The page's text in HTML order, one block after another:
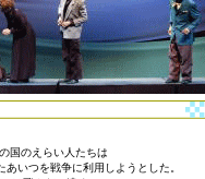
国のえらい人たちは
いつを戦争に利用しようとした。